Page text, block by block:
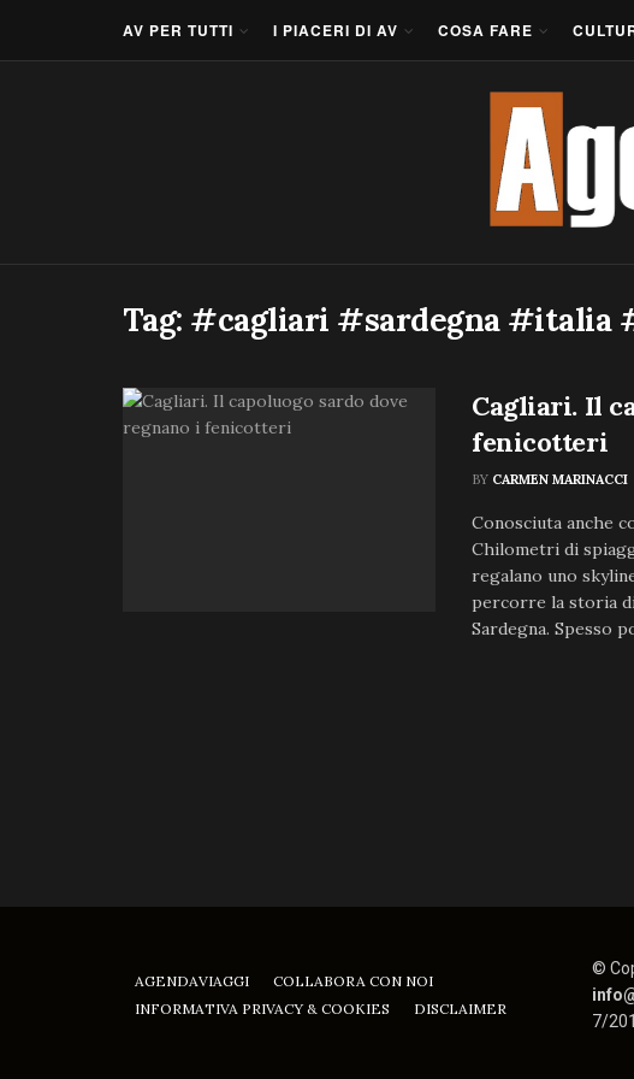
AV PER TUTTI I PIACERI DI AV COSA FARE
Tag: #cagliari #sardegna #italia
Cagliari. Il
fenicotteri
BY CARMEN MARINACCI
Conosciuta anche
Chilometri di
regalano uno
percorre la storia
Sardegna. Spesso
AGENDAVIAGGI
COLLABORA CON NOI
INFORMATIVA PRIVACY & COOKIES
DISCLAIMER
©
7/